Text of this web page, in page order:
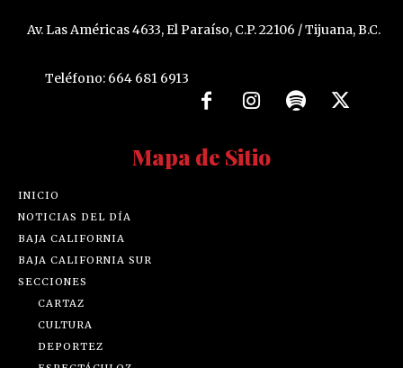
Av. Las Américas 4633, El Paraíso, C.P. 22106 / Tijuana, B.C.
Teléfono: 664 681 6913
Mapa de Sitio
INICIO
NOTICIAS DEL DÍA
BAJA CALIFORNIA
BAJA CALIFORNIA SUR
SECCIONES
CARTAZ
CULTURA
DEPORTEZ